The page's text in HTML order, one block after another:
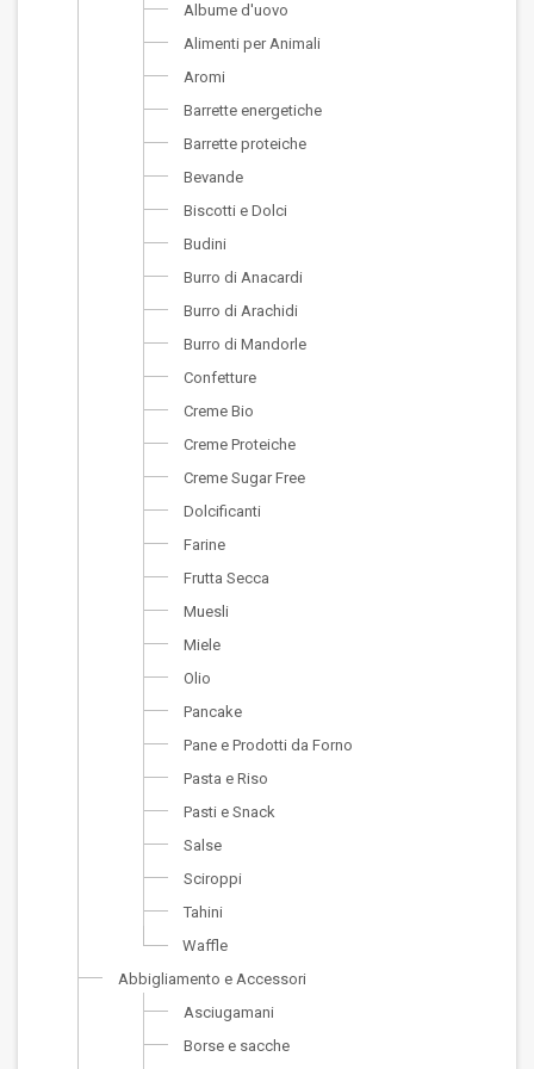
Albume d'uovo
Alimenti per Animali
Aromi
Barrette energetiche
Barrette proteiche
Bevande
Biscotti e Dolci
Budini
Burro di Anacardi
Burro di Arachidi
Burro di Mandorle
Confetture
Creme Bio
Creme Proteiche
Creme Sugar Free
Dolcificanti
Farine
Frutta Secca
Muesli
Miele
Olio
Pancake
Pane e Prodotti da Forno
Pasta e Riso
Pasti e Snack
Salse
Sciroppi
Tahini
Waffle
Abbigliamento e Accessori
Asciugamani
Borse e sacche